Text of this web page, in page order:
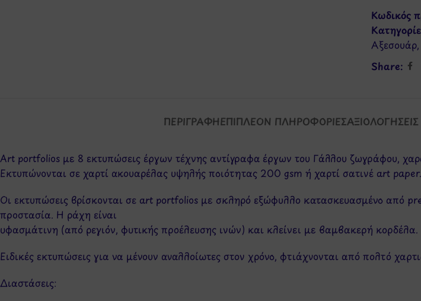
Κωδικός
Αξεσουάρ,
Share:
ΠΕΡΙΓΡΑΦΉΕΠΙΠΛΈΟΝ ΠΛΗΡΟΦΟΡΊΕΣ
Art portfolios με 8 εκτυπώσεις έργων τέχνης αντίγραφα έργων του Γάλλου ζωγράφου,
Εκτυπώνονται σε χαρτί ακουαρέλας υψηλής ποιότητας 200 gsm ή χαρτί σατινέ art paper.
Οι εκτυπώσεις βρίσκονται σε art portfolios με σκληρό εξώφυλλο κατασκευασμένο από
προστασία. Η ράχη είναι
υφασμάτινη (από ρεγιόν, φυτικής προέλευσης ινών) και κλείνει με βαμβακερή κορδέλα.
Ειδικές εκτυπώσεις για να μένουν αναλλοίωτες στον χρόνο, φτιάχνονται από πολτό
Διαστάσεις: